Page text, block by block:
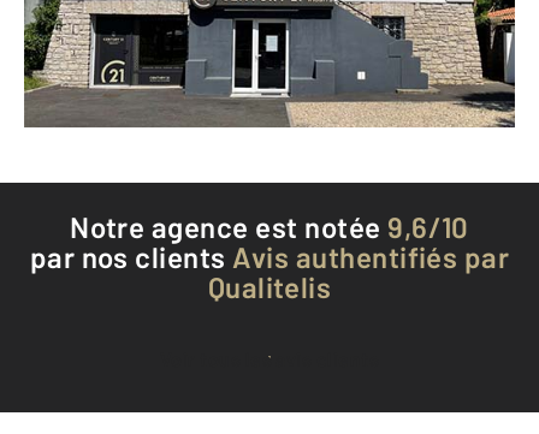
Envoyer un message
Téléphoner à l'agence
Notre agence est notée 9,6/10
par nos clients Avis authentifiés par
Qualitelis
Voir tous les avis clients